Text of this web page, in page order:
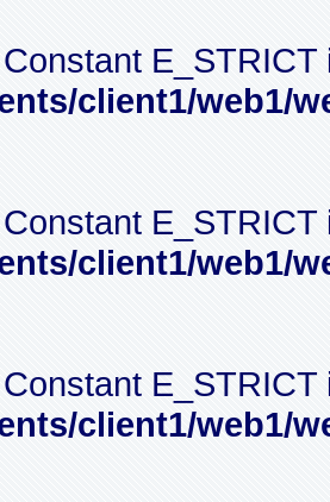
client1/web1/
client1/web1/
client1/web1/